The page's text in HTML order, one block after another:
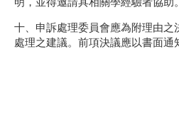
十、申訴處理委員會應為附理由之
處理之建議。前項決議應以書面通